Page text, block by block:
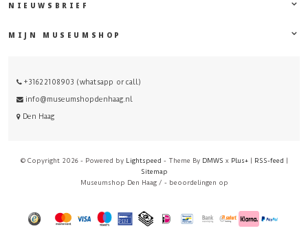
NIEUWSBRIEF
MIJN MUSEUMSHOP
+31622108903 (whatsapp or call)
info@museumshopdenhaag.nl
Den Haag
© Copyright 2026 - Powered by Lightspeed - Theme By DMWS x Plus+| RSS-feed |
Sitemap
Museumshop Den Haag / - beoordelingen op